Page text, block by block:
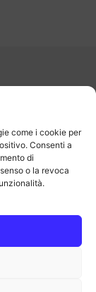
come i cookie per
Consenti a
di
o la revoca
una
link al sito
di
TUTTI I